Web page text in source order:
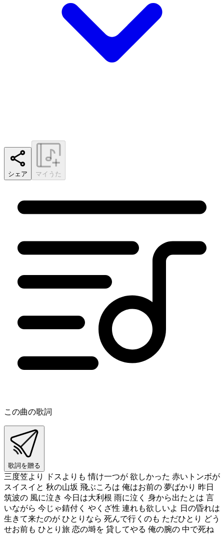
シェア マイうた
この曲の歌詞
歌詞を贈る
三度笠より ドスよりも 情け一つが 欲しかった 赤いトンボが
スイスイと 秋の山坂 飛ぶころは 俺はお前の 夢ばかり 昨日
筑波の 風に泣き 今日は大利根 雨に泣く 身から出たとは 言
いながら 今じゃ錆付く やくざ性 連れも欲しいよ 日の昏れは
生きて来たのが ひとりなら 死んで行くのも ただひとり どう
せお前も ひとり旅 恋の塒を 貸してやる 俺の腕の 中で死ね